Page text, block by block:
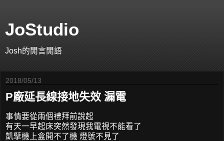
JoStudio
Josh的閒言閒語
2018/05/13
P廠延長線接地失效 漏電
事情要從兩個禮拜前說起
有天一早起床突然發現我電視不能看了
凱擘機上盒開不了機 燈號不見了